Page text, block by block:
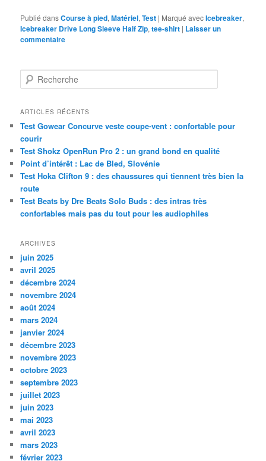
Publié dansCourse à pied,Matériel,Test | Marqué avecIcebreaker,
Icebreaker Drive Long Sleeve Half Zip,tee-shirt | Laisser un
commentaire
e
h
r
c
h
e
ARTICLES RÉCENTS
Test Gowear Concurve veste coupe-vent : confortable pour
courir
Test Shokz OpenRun Pro 2 : un grand bond en qualité
Point d’intérêt : Lac de Bled, Slovénie
Test Hoka Clifton 9 : des chaussures qui tiennent très bien la
route
Test Beats by Dre Beats Solo Buds : des intras très
confortables mais pas du tout pour les audiophiles
ARCHIVES
juin 2025
avril 2025
décembre 2024
novembre 2024
août 2024
mars 2024
janvier 2024
décembre 2023
novembre 2023
octobre 2023
septembre 2023
juillet 2023
juin 2023
mai 2023
avril 2023
mars 2023
février 2023